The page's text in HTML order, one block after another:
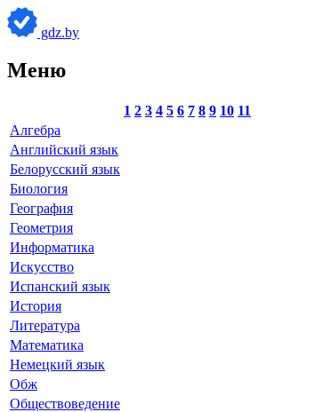
gdz.by
Меню
1 2 3 4 5 6 7 8 9 10 11
Алгебра
Английский язык
Белорусский язык
Биология
География
Геометрия
Информатика
Искусство
Испанский язык
История
Литература
Математика
Немецкий язык
Обж
Обществоведение